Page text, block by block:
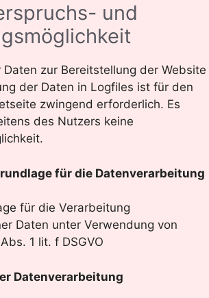
und
Daten zur Bereitstellung der Website
der Daten in Logfiles ist für den
zwingend erforderlich. Es
des Nutzers keine
für die Datenverarbeitung
für die Verarbeitung
Daten unter Verwendung von
1 lit. f DSGVO
Datenverarbeitung